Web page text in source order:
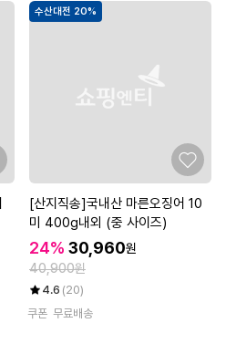
수산대전 20%
[산지직송]국내산 마른오징어 10
미 400g내외 (중 사이즈)
24% 30,960원
40,900원
4.6 (20)
쿠폰 무료배송